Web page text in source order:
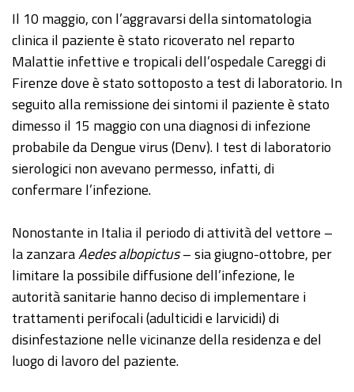
Il 10 maggio, con l’aggravarsi della sintomatologia
clinica il paziente è stato ricoverato nel reparto
Malattie infettive e tropicali dell’ospedale Careggi di
Firenze dove è stato sottoposto a test di laboratorio. In
seguito alla remissione dei sintomi il paziente è stato
dimesso il 15 maggio con una diagnosi di infezione
probabile da Dengue virus (Denv). I test di laboratorio
sierologici non avevano permesso, infatti, di
confermare l’infezione.
Nonostante in Italia il periodo di attività del vettore –
la zanzaraAedes albopictus– sia giugno-ottobre, per
limitare la possibile diffusione dell’infezione, le
autorità sanitarie hanno deciso di implementare i
trattamenti perifocali (adulticidi e larvicidi) di
disinfestazione nelle vicinanze della residenza e del
luogo di lavoro del paziente.